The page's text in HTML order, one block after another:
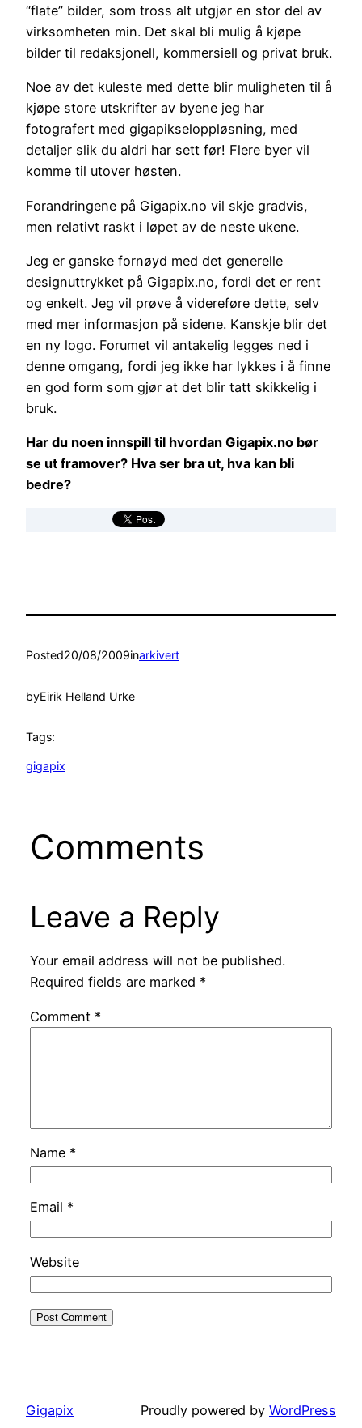
“flate” bilder, som tross alt utgjør en stor del av
virksomheten min. Det skal bli mulig å kjøpe
bilder til redaksjonell, kommersiell og privat bruk.
Noe av det kuleste med dette blir muligheten til å
kjøpe store utskrifter av byene jeg har
fotografert med gigapikseloppløsning, med
detaljer slik du aldri har sett før! Flere byer vil
komme til utover høsten.
Forandringene på Gigapix.no vil skje gradvis,
men relativt raskt i løpet av de neste ukene.
Jeg er ganske fornøyd med det generelle
designuttrykket på Gigapix.no, fordi det er rent
og enkelt. Jeg vil prøve å videreføre dette, selv
med mer informasjon på sidene. Kanskje blir det
en ny logo. Forumet vil antakelig legges ned i
denne omgang, fordi jeg ikke har lykkes i å finne
en god form som gjør at det blir tatt skikkelig i
bruk.
Har du noen innspill til hvordan Gigapix.no bør
se ut framover? Hva ser bra ut, hva kan bli
bedre?
Posted20/08/2009inarkivert
byEirik Helland Urke
Tags:
gigapix
Comments
Leave a Reply
Your email address will not be published.
Required fields are marked *
Comment *
Name *
Email *
Website
Gigapix Proudly powered by WordPress